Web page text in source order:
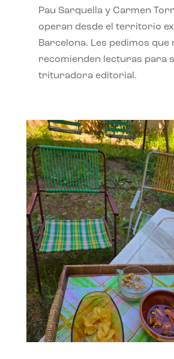
Pau Sarquella y Carmen
operan desde el territorio
Barcelona. Les pedimos que
recomienden lecturas para
trituradora editorial.